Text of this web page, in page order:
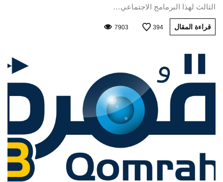
الثالث لهذا البرمامج الاجتماعي…
قراءة المقال 394
7903